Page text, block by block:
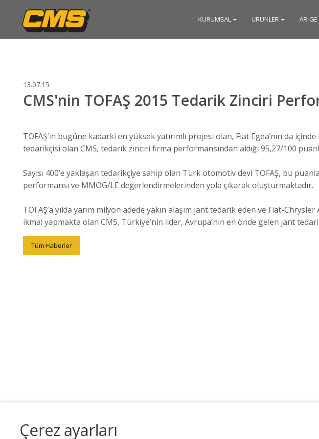
KURUMSAL ÜRÜNLER AR-GE
13.07.15
CMS'nin TOFAŞ 2015 Tedarik Zinciri
TOFAŞ’ın bugüne kadarki en yüksek yatırımlı projesi olan, Fiat Egea’nın da
tedarikçisi olan CMS, tedarik zinciri firma performansından aldığı 95,27/100
Sayısı 400’e yaklaşan tedarikçiye sahip olan Türk otomotiv devi TOFAŞ, bu
performansı ve MMOG/LE değerlendirmelerinden yola çıkarak oluşturmaktadır.
TOFAŞ’a yılda yarım milyon adede yakın alaşım jant tedarik eden ve Fiat-
ikmal yapmakta olan CMS, Türkiye’nin lider, Avrupa’nın en önde gelen jant
Tüm Haberler
Çerez ayarları